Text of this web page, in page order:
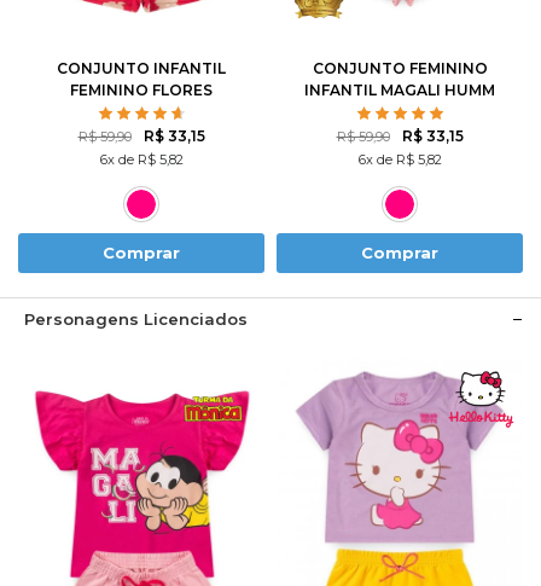
CONJUNTO INFANTIL
FEMININO FLORES
ROTATIVAS
R$ 59,90 R$ 33,15
6x de R$ 5,82
Comprar
CONJUNTO FEMININO
INFANTIL MAGALI HUMM
AMO MELANCIA- TURMA
DA MÔNICA
R$ 59,90 R$ 33,15
6x de R$ 5,82
Comprar
Personagens Licenciados